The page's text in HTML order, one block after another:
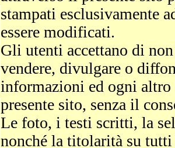
stampati esclusivamente
essere modificati.
Gli utenti accettano di
vendere, divulgare o
informazioni ed ogni
presente sito, senza il
Le foto, i testi scritti, la
nonché la titolarità su